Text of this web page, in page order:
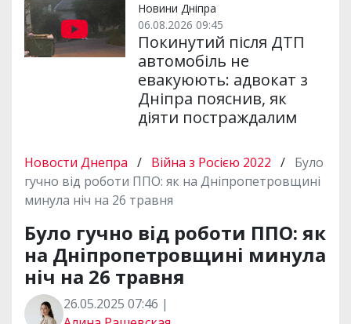
Новини Дніпра
06.08.2026 09:45
Покинутий після ДТП
автомобіль не
евакуюють: адвокат з
Дніпра пояснив, як
діяти постраждалим
Новости Днепра / Війна з Росією 2022 / Було
гучно від роботи ППО: як на Дніпропетровщині
минула ніч на 26 травня
Було гучно від роботи ППО: як
на Дніпропетровщині минула
ніч на 26 травня
26.05.2025 07:46 |